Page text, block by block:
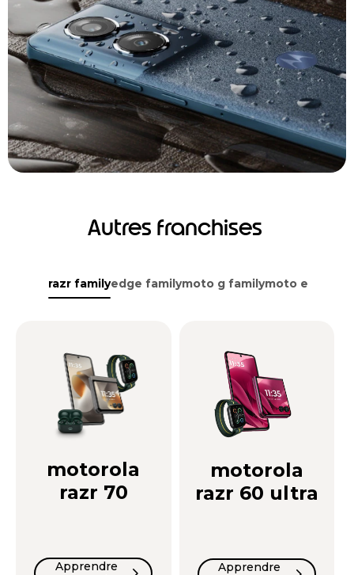
Autres franchises
razr familyedge familymoto g familymoto e family
motorola
razr 70
Apprendre
motorola
razr 60 ultra
Apprendre